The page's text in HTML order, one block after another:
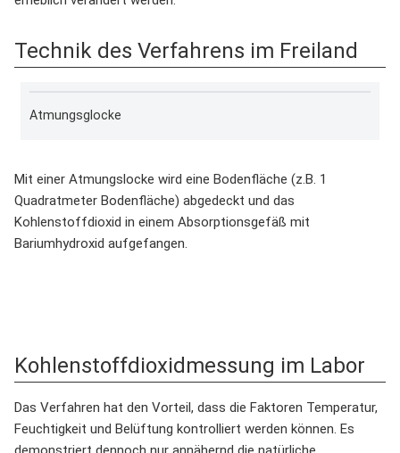
Technik des Verfahrens im Freiland
Atmungsglocke
Mit einer Atmungslocke wird eine Bodenfläche (z.B. 1
Quadratmeter Bodenfläche) abgedeckt und das
Kohlenstoffdioxid in einem Absorptionsgefäß mit
Bariumhydroxid aufgefangen.
Kohlenstoffdioxidmessung im Labor
Das Verfahren hat den Vorteil, dass die Faktoren Temperatur,
Feuchtigkeit und Belüftung kontrolliert werden können. Es